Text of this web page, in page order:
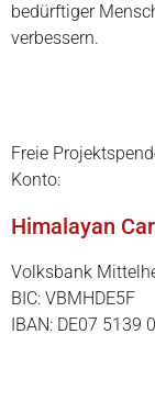
bedürftiger
verbessern.
Freie
Konto:
Himalayan
Volksbank
BIC: VBMHDE5F
IBAN: DE07 5139